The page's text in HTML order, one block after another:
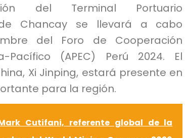
del Terminal Portuario
de Chancay se llevará a cabo
del Foro de Cooperación
Pacífico (APEC) Perú 2024. El
Xi Jinping, estará presente en
para la región.
Cutifani, referente global de la